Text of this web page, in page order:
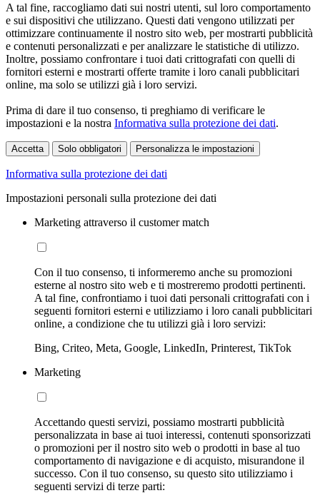
A tal fine, raccogliamo dati sui nostri utenti, sul loro comportamento
e sui dispositivi che utilizzano. Questi dati vengono utilizzati per
ottimizzare continuamente il nostro sito web, per mostrarti pubblicità
e contenuti personalizzati e per analizzare le statistiche di utilizzo.
Inoltre, possiamo confrontare i tuoi dati crittografati con quelli di
fornitori esterni e mostrarti offerte tramite i loro canali pubblicitari
online, ma solo se utilizzi già i loro servizi.
Prima di dare il tuo consenso, ti preghiamo di verificare le
impostazioni e la nostra Informativa sulla protezione dei dati.
Accetta Solo obbligatori Personalizza le impostazioni
Informativa sulla protezione dei dati
Impostazioni personali sulla protezione dei dati
Marketing attraverso il customer match
Con il tuo consenso, ti informeremo anche su promozioni
esterne al nostro sito web e ti mostreremo prodotti pertinenti.
A tal fine, confrontiamo i tuoi dati personali crittografati con i
seguenti fornitori esterni e utilizziamo i loro canali pubblicitari
online, a condizione che tu utilizzi già i loro servizi:
Bing, Criteo, Meta, Google, LinkedIn, Printerest, TikTok
Marketing
Accettando questi servizi, possiamo mostrarti pubblicità
personalizzata in base ai tuoi interessi, contenuti sponsorizzati
o promozioni per il nostro sito web o prodotti in base al tuo
comportamento di navigazione e di acquisto, misurandone il
successo. Con il tuo consenso, su questo sito utilizziamo i
seguenti servizi di terze parti: